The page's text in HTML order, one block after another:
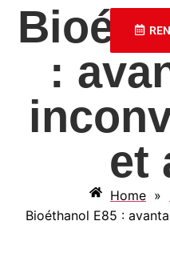
:
et
Home »
Bioéthanol E85 :